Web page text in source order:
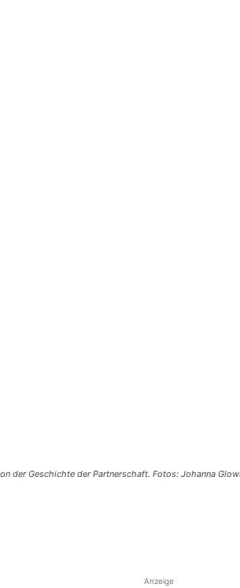
der Geschichte der Partnerschaft. Fotos: Johanna
Anzeige